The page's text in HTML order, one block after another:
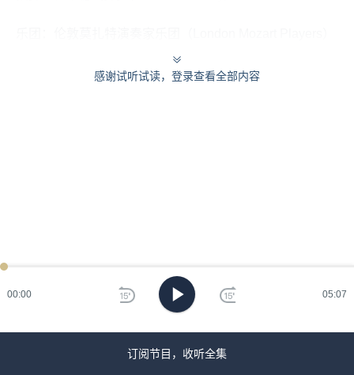
00:00 05:07
感谢试听试读，登录查看全部内容
订阅节目，收听全集